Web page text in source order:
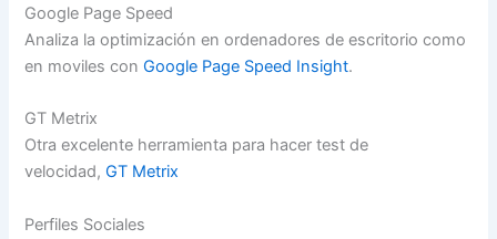
Google Page Speed
Analiza la optimización en ordenadores de escritorio como
en moviles conGoogle Page Speed Insight.
GT Metrix
Otra excelente herramienta para hacer test de
velocidad,GT Metrix
Perfiles Sociales